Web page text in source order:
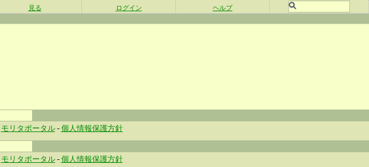
見る ログイン ヘルプ
モリタポータル- 個人情報保護方針
モリタポータル- 個人情報保護方針